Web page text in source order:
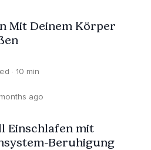
Mit Deinem Körper
· 10 min
ago
Einschlafen mit
Beruhigung